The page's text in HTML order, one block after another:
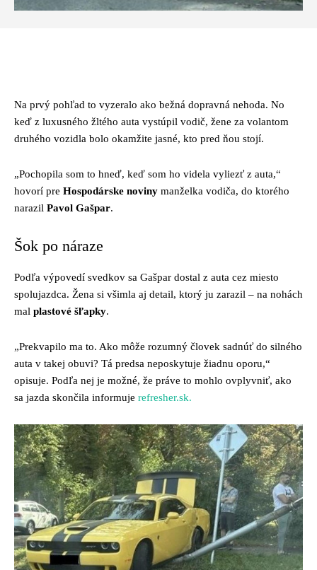
Na prvý pohľad to vyzeralo ako bežná dopravná nehoda. No
keď z luxusného žltého auta vystúpil vodič, žene za volantom
druhého vozidla bolo okamžite jasné, kto pred ňou stojí.
„Pochopila som to hneď, keď som ho videla vyliezť z auta,“
hovorí pre Hospodárske noviny manželka vodiča, do ktorého
narazil Pavol Gašpar.
Šok po náraze
Podľa výpovedí svedkov sa Gašpar dostal z auta cez miesto
spolujazdca. Žena si všimla aj detail, ktorý ju zarazil – na nohách
mal plastové šľapky.
„Prekvapilo ma to. Ako môže rozumný človek sadnúť do silného
auta v takej obuvi? Tá predsa neposkytuje žiadnu oporu,“
opisuje. Podľa nej je možné, že práve to mohlo ovplyvniť, ako
sa jazda skončila informuje refresher.sk.